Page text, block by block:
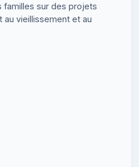
familles sur des projets
vieillissement et au